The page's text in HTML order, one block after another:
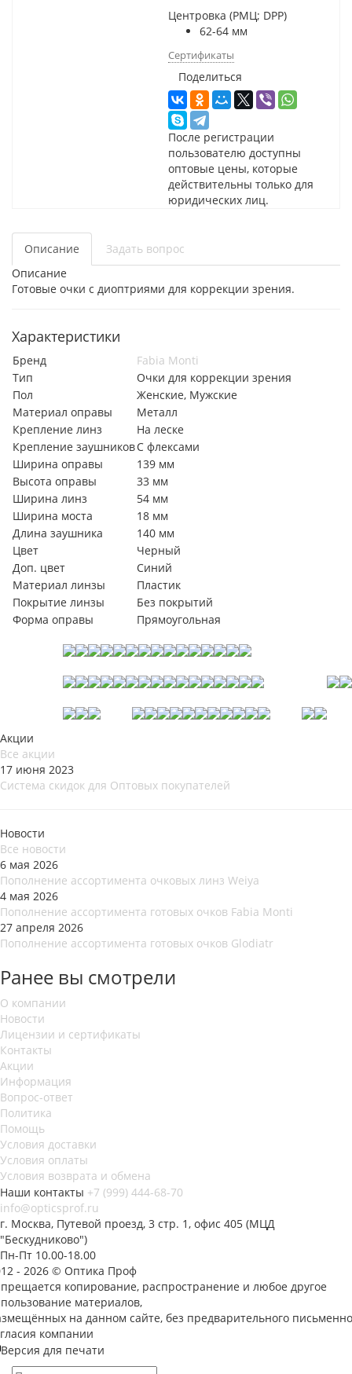
Центровка (РМЦ; DPP)
62-64 мм
Сертификаты
Поделиться
После регистрации
пользователю доступны
оптовые цены, которые
действительны только для
юридических лиц.
Описание
Задать вопрос
Описание
Готовые очки с диоптриями для коррекции зрения.
Характеристики
Бренд
Fabia Monti
Тип
Очки для коррекции зрения
Пол
Женские, Мужские
Материал оправы
Металл
Крепление линз
На леске
Крепление заушниковС флексами
Ширина оправы
139 мм
Высота оправы
33 мм
Ширина линз
54 мм
Ширина моста
18 мм
Длина заушника
140 мм
Цвет
Черный
Доп. цвет
Синий
Материал линзы
Пластик
Покрытие линзы
Без покрытий
Форма оправы
Прямоугольная
Акции
Все акции
17 июня 2023
Система скидок для Оптовых покупателей
Новости
Все новости
6 мая 2026
Пополнение ассортимента очковых линз Weiya
4 мая 2026
Пополнение ассортимента готовых очков Fabia Monti
27 апреля 2026
Пополнение ассортимента готовых очков Glodiatr
Ранее вы смотрели
О компании
Новости
Лицензии и сертификаты
Контакты
Акции
Информация
Вопрос-ответ
Политика
Помощь
Условия доставки
Условия оплаты
Условия возврата и обмена
Наши контакты +7 (999) 444-68-70
info@opticsprof.ru
г. Москва, Путевой проезд, 3 стр. 1, офис 405 (МЦД
"Бескудниково")
Пн-Пт 10.00-18.00
- 2026 © Оптика Проф
копирование, распространение и любое другое
материалов,
на данном сайте, без предварительного
компании
Версия для печати